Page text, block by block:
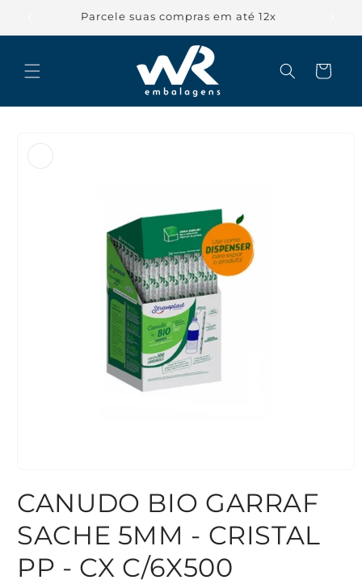
conteúdo
Parcele suas compras em até 12x
Carrinho
mídia
1
na
janela
CANUDO BIO GARRAF
SACHE 5MM - CRISTAL
PP - CX C/6X500